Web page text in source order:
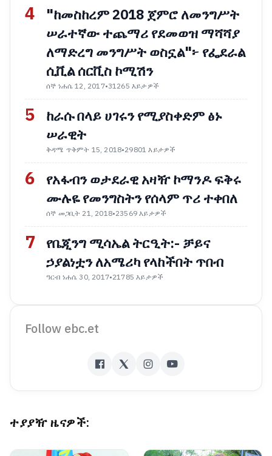
4
"ከመስከረም 2018 ጀምሮ ለመንግሥት
ሠራተኛው ተጨማሪ የደመወዝ ማሻሻያ
ለማድረግ መንግሥት ወስኗል"፦ የፌደራል
ሲቪል ሰርቪስ ኮሚሽን
ሰኞ ነሐሴ 12, 2017•31265 እይታዎች
5
ከራሱ በላይ ሀገሩን የሚያስቀድም ፅኑ
ሠራዊት
ቅዳሜ ጥቅምት 15, 2018•29801 እይታዎች
6
የአፋብን ወታደራዊ አዛዥ ኮማንዶ ፍቅሩ
ሙሉዬ የመንግስትን የሰላም ጥሪ ተቀበለ
ሰኞ መጋቢት 21, 2018•23569 እይታዎች
7
የቤጂንግ ሚሳኤል ትርዒት:- ቻይና
ኃያልነቷን ለአሜሪካ የላከችበት ጥበብ
ዓርብ ነሐሴ 30, 2017•21785 እይታዎች
Follow ebc.et
ተያያዥ ዜናዎች: